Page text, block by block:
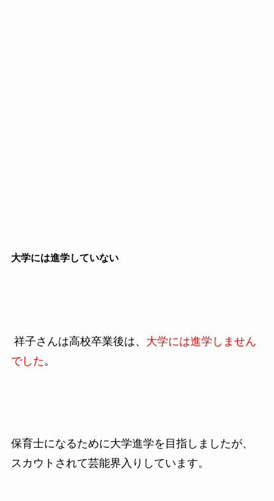
大学には進学していない
祥子さんは高校卒業後は、 大学には進学しません
でした 。
保育士になるために大学進学を目指しましたが、
スカウトされて芸能界入りしています。